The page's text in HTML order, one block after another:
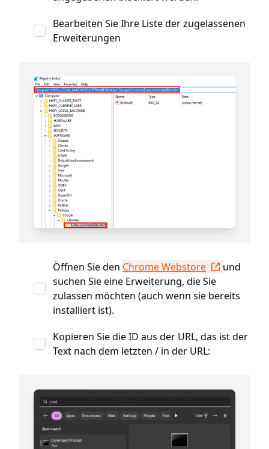
Bearbeiten Sie Ihre Liste der zugelassenen
Erweiterungen
Öffnen Sie den Chrome Webstore
und
suchen Sie eine Erweiterung, die Sie
zulassen möchten (auch wenn sie bereits
installiert ist).
Kopieren Sie die ID aus der URL, das ist der
Text nach dem letzten / in der URL: